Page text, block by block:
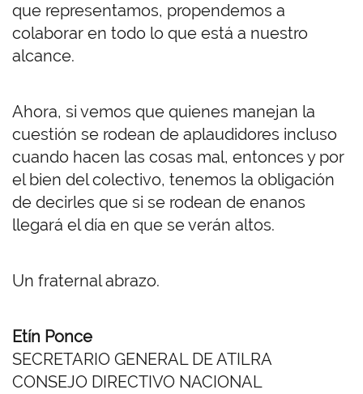
que representamos, propendemos a
colaborar en todo lo que está a nuestro
alcance.
Ahora, si vemos que quienes manejan la
cuestión se rodean de aplaudidores incluso
cuando hacen las cosas mal, entonces y por
el bien del colectivo, tenemos la obligación
de decirles que si se rodean de enanos
llegará el día en que se verán altos.
Un fraternal abrazo.
Etín Ponce
SECRETARIO GENERAL DE ATILRA
CONSEJO DIRECTIVO NACIONAL